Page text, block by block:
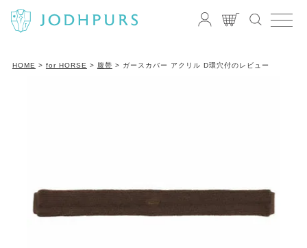
HOME for HORSE 腹帯 ガースカバー アクリル D環穴付のレビュー